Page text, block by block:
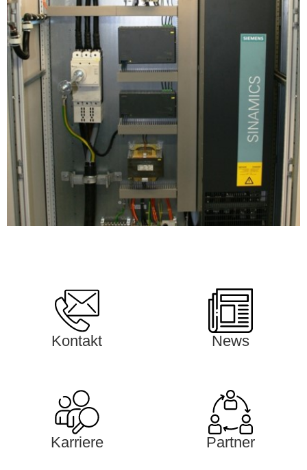
Kontakt News
Karriere Partner